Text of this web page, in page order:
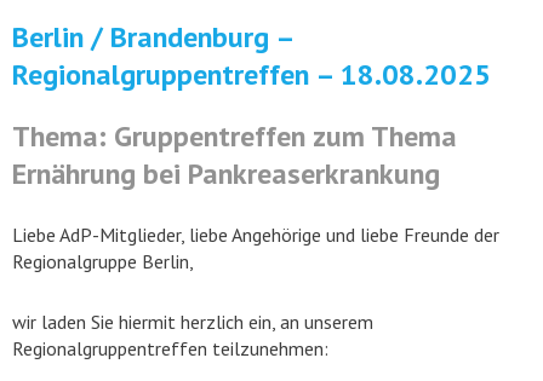
Berlin / Brandenburg –
Regionalgruppentreffen – 18.08.2025
Thema: Gruppentreffen zum Thema
Ernährung bei Pankreaserkrankung
Liebe AdP-Mitglieder, liebe Angehörige und liebe Freunde der
Regionalgruppe Berlin,
wir laden Sie hiermit herzlich ein, an unserem
Regionalgruppentreffen teilzunehmen: